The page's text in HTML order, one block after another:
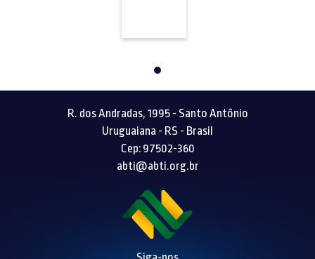
R. dos Andradas, 1995 - Santo Antônio
Uruguaiana - RS - Brasil
Cep: 97502-360
abti@abti.org.br